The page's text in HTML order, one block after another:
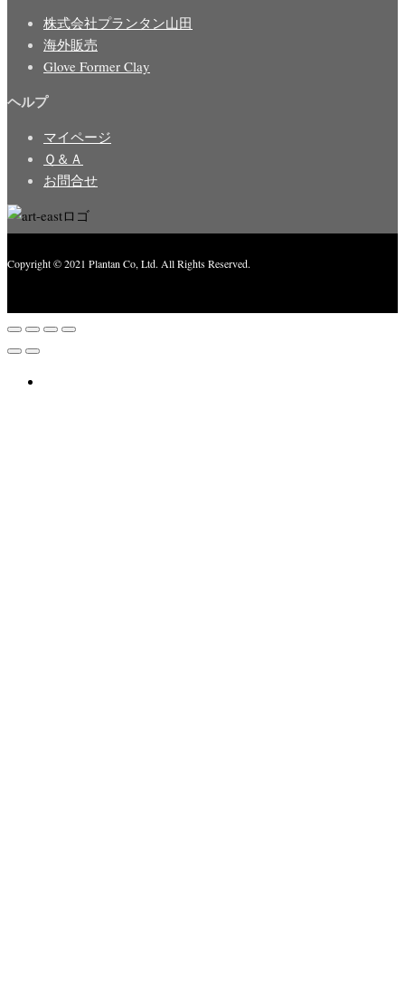
株式会社プランタン山田
海外販売
Glove Former Clay
ヘルプ
マイページ
Ｑ＆Ａ
お問合せ
Copyright © 2021 Plantan Co, Ltd. All Rights Reserved.